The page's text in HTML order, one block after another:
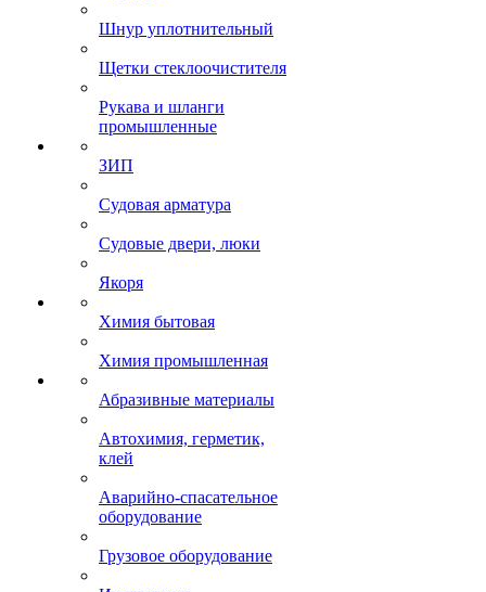
Шнур уплотнительный
Щетки стеклоочистителя
Рукава и шланги
промышленные
ЗИП
Судовая арматура
Судовые двери, люки
Якоря
Химия бытовая
Химия промышленная
Абразивные материалы
Автохимия, герметик,
клей
Аварийно-спасательное
оборудование
Грузовое оборудование